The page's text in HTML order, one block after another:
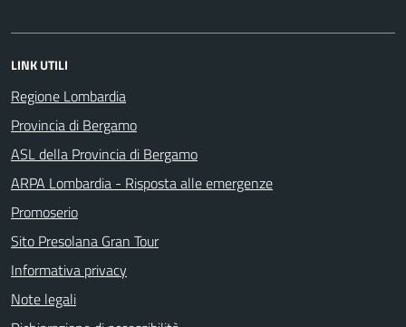
LINK UTILI
Regione Lombardia
Provincia di Bergamo
ASL della Provincia di Bergamo
ARPA Lombardia - Risposta alle emergenze
Promoserio
Sito Presolana Gran Tour
Informativa privacy
Note legali